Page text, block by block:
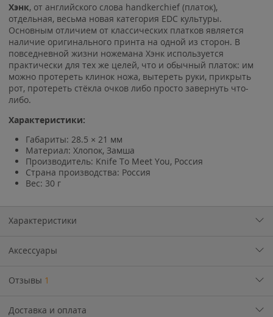
Хэнк, от английского слова handkerchief (платок),
отдельная, весьма новая категория EDC культуры.
Основным отличием от классических платков является
наличие оригинального принта на одной из сторон. В
повседневной жизни ножемана Хэнк используется
практически для тех же целей, что и обычный платок: им
можно протереть клинок ножа, вытереть руки, прикрыть
рот, протереть стёкла очков либо просто завернуть что-
либо.
Характеристики:
Габариты: 28.5 × 21 мм
Материал: Хлопок, Замша
Производитель: Knife To Meet You, Россия
Страна производства: Россия
Вес: 30 г
Характеристики
Аксессуары
Отзывы 1
Доставка и оплата